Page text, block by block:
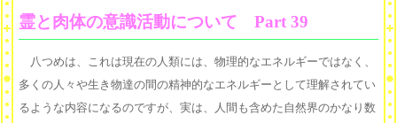
霊と肉体の意識活動について Part 39
八つめは、これは現在の人類には、物理的なエネルギーではなく、
多くの人々や生き物達の間の精神的なエネルギーとして理解されてい
るような内容になるのですが、実は、人間も含めた自然界のかなり数